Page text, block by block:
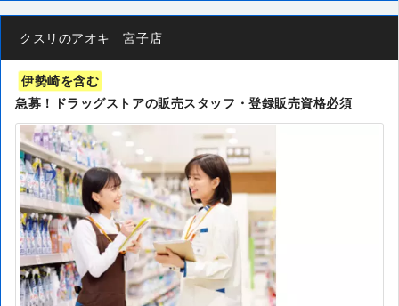
クスリのアオキ 宮子店
伊勢崎を含む
急募！ドラッグストアの販売スタッフ・登録販売資格必須